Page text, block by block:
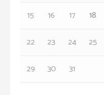
15
16 17 18
22
23 24 25
29
30 31